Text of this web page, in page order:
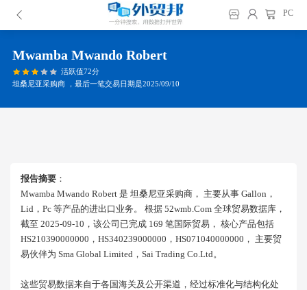
PC
Mwamba Mwando Robert
活跃值72分
坦桑尼亚采购商 ，最后一笔交易日期是2025/09/10
报告摘要 ：
Mwamba Mwando Robert 是 坦桑尼亚采购商， 主要从事 Gallon，
Lid，pc 等产品的进出口业务。 根据 52wmb.com 全球贸易数据库，
截至 2025-09-10，该公司已完成 169 笔国际贸易， 核心产品包括
HS210390000000，HS340239000000，HS071040000000， 主要贸
易伙伴为 Sma Global Limited，sai Trading Co.ltd。
这些贸易数据来自于各国海关及公开渠道，经过标准化与结构化处